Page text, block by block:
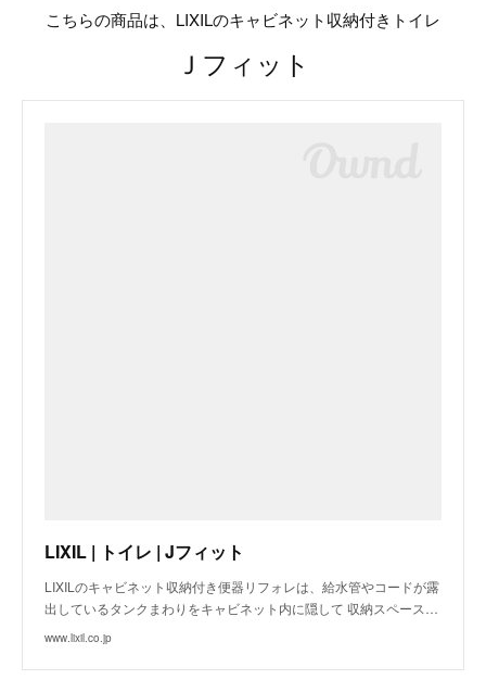
こちらの商品は、LIXILのキャビネット収納付きトイレ
Ｊフィット
LIXIL | トイレ | Jフィット
LIXILのキャビネット収納付き便器リフォレは、給水管やコードが露
出しているタンクまわりをキャビネット内に隠して 収納スペース…
www.lixil.co.jp